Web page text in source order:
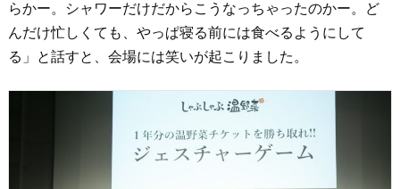
らかー。シャワーだけだからこうなっちゃったのかー。ど
んだけ忙しくても、やっぱ寝る前には食べるようにして
る」と話すと、会場には笑いが起こりました。